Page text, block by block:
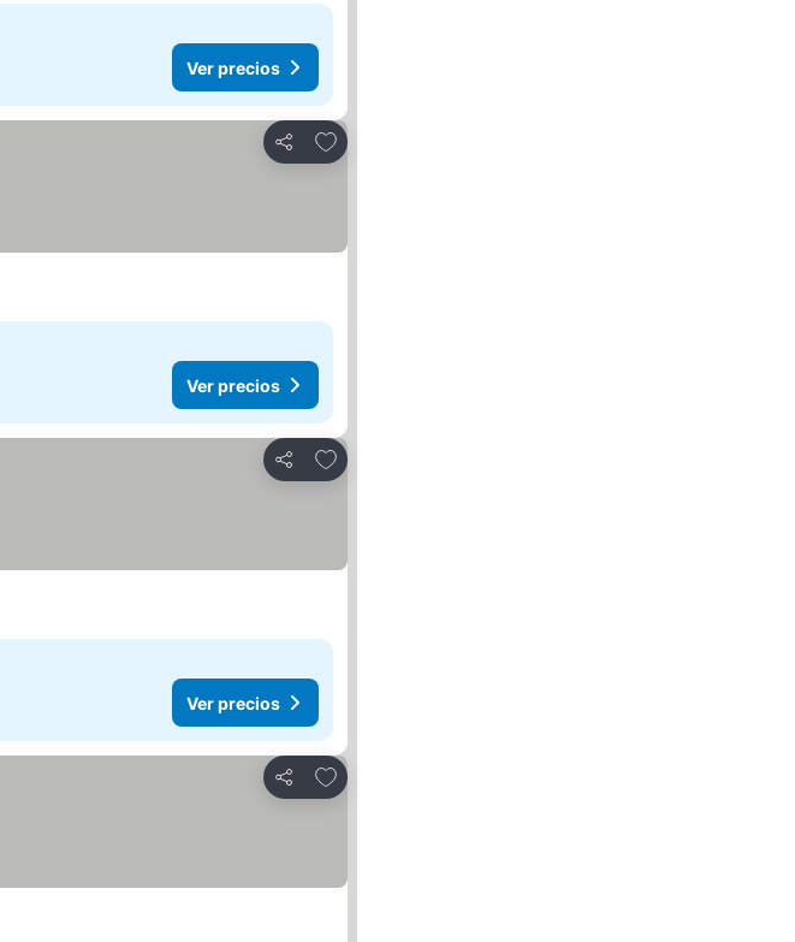
Ver precios
Compartir
Agregar a favoritos
Ver precios
Compartir
Agregar a favoritos
Ver precios
Compartir
Agregar a favoritos